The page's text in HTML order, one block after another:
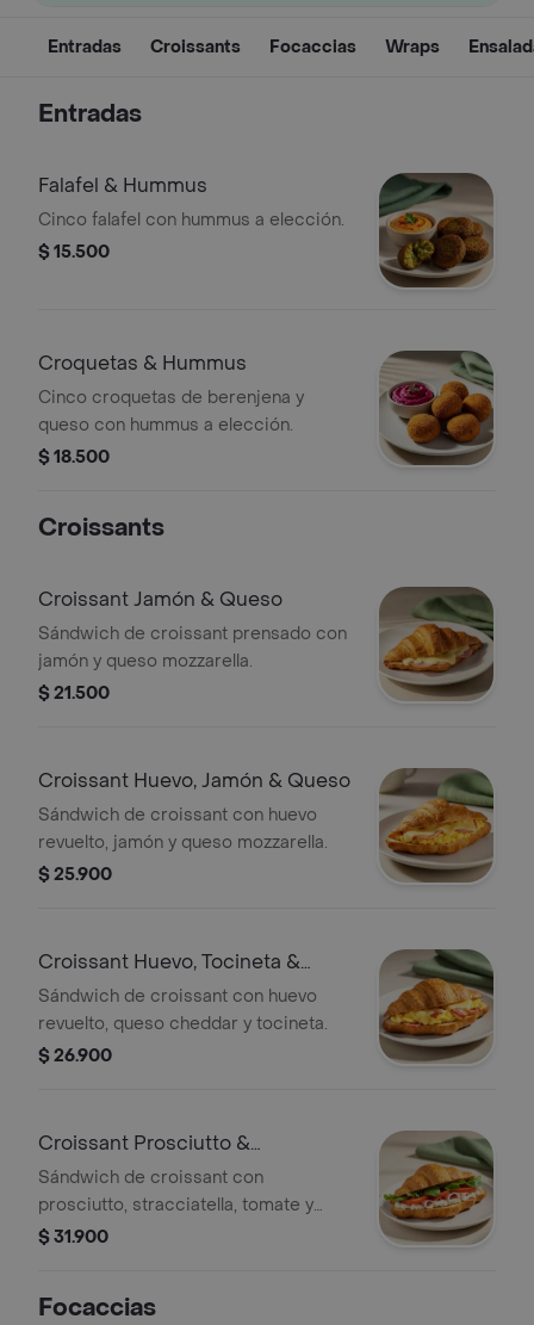
Entradas Croissants Focaccias Wraps
Entradas
Falafel & Hummus
Cinco falafel con hummus a elección.
$ 15.500
Croquetas & Hummus
Cinco croquetas de berenjena y
queso con hummus a elección.
$ 18.500
Croissants
Croissant Jamón & Queso
Sándwich de croissant prensado con
jamón y queso mozzarella.
$ 21.500
Croissant Huevo, Jamón & Queso
Sándwich de croissant con huevo
revuelto, jamón y queso mozzarella.
$ 25.900
Croissant Huevo, Tocineta &
Queso
Sándwich de croissant con huevo
revuelto, queso cheddar y tocineta.
$ 26.900
Croissant Prosciutto &
Stracciatella
Sándwich de croissant con
prosciutto, stracciatella, tomate y
lechuga.
$ 31.900
Focaccias